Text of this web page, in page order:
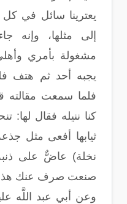
يعترينا سائل في كل
إلى مثلها، وإنه
مشغولة بأمري
يجبه أحد ثم هتف
فلما سمعت مقالته
كنا ننيله فقال
ثيابها أفعى مثل
نخلة) عاضٌّ على
صنعت صرف عنك
وعن أبي عبد اللَّه